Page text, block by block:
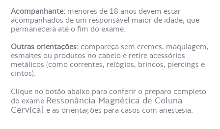
traumas. Esse exame também permite diagnosticar
processos inflamatórios e tumores, além de
estreitamentos vertebrais e espondilolistese.
Como é o preparo da
Ressonância Magnética de
Coluna Cervical?
Acompanhante: menores de 18 anos devem estar
acompanhados de um responsável maior de idade, que
permanecerá até o fim do exame.
Outras orientações: compareça sem cremes, maquiagem,
esmaltes ou produtos no cabelo e retire acessórios
metálicos (como correntes, relógios, brincos, piercings e
cintos).
Clique no botão abaixo para conferir o preparo completo
do exame Ressonância Magnética de Coluna
Cervical e as orientações para casos com anestesia.